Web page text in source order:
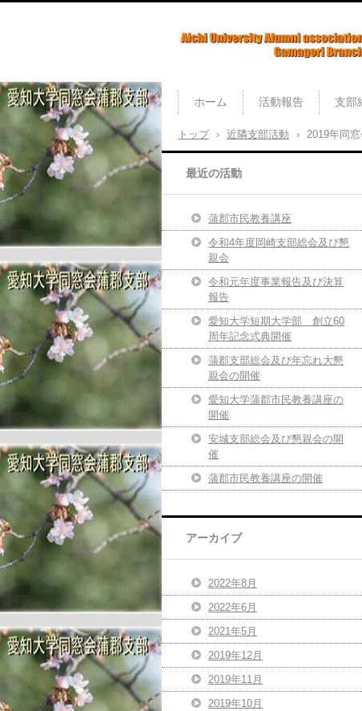
ホーム 活動報告 支部
トップ › 近隣支部活動 › 2019年同
最近の活動
蒲郡市民教養講座
令和4年度岡崎支部総会及び懇
親会
令和元年度事業報告及び決算
報告
愛知大学短期大学部 創立60
周年記念式典開催
蒲郡支部総会及び年忘れ大懇
親会の開催
愛知大学蒲郡市民教養講座の
開催
安城支部総会及び懇親会の開
催
蒲郡市民教養講座の開催
アーカイブ
2022年8月
2022年6月
2021年5月
2019年12月
2019年11月
2019年10月